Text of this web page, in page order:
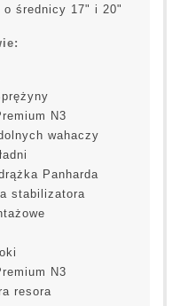
o średnicy 17" i 20"
N3
wahaczy
Panharda
stabilizatora
N3
resora